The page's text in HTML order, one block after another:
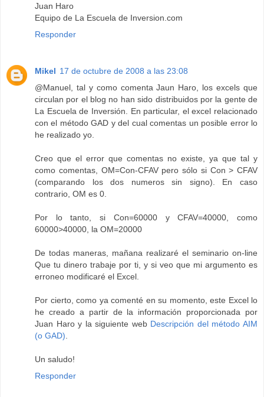
Juan Haro
Equipo de La Escuela de Inversion.com
Responder
Mikel 17 de octubre de 2008 a las 23:08
@Manuel, tal y como comenta Jaun Haro, los excels que
circulan por el blog no han sido distribuidos por la gente de
La Escuela de Inversión. En particular, el excel relacionado
con el método GAD y del cual comentas un posible error lo
he realizado yo.
Creo que el error que comentas no existe, ya que tal y
como comentas, OM=Con-CFAV pero sólo si Con > CFAV
(comparando los dos numeros sin signo). En caso
contrario, OM es 0.
Por lo tanto, si Con=60000 y CFAV=40000, como
60000>40000, la OM=20000
De todas maneras, mañana realizaré el seminario on-line
Que tu dinero trabaje por ti, y si veo que mi argumento es
erroneo modificaré el Excel.
Por cierto, como ya comenté en su momento, este Excel lo
he creado a partir de la información proporcionada por
Juan Haro y la siguiente web Descripción del método AIM
(o GAD)
Un saludo!
Responder